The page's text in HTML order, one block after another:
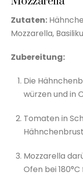
Zutaten:
Mozzarella,
Zubereitung:
Die
würzen und in
Tomaten in
Mozzarella
Ofen bei